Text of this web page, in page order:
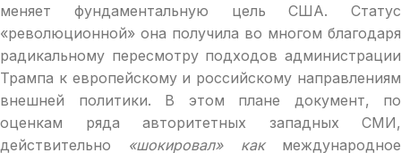
меняет фундаментальную цель США. Статус
«революционной» она получила во многом благодаря
радикальному пересмотру подходов администрации
Трампа к европейскому и российскому направлениям
внешней политики. В этом плане документ, по
оценкам ряда авторитетных западных СМИ,
действительно «шокировал» какмеждународное